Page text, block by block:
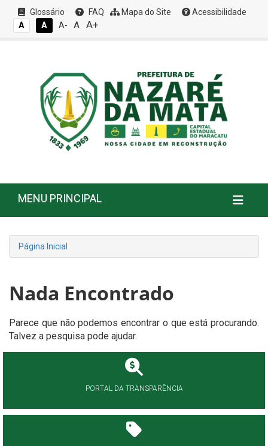
Glossário FAQ Mapa do Site
Acessibilidade
A
A A- A A+
MENU PRINCIPAL
Página Inicial
Nada Encontrado
Parece que não podemos encontrar o que está procurando.
Talvez a pesquisa pode ajudar.
PORTAL DA TRANSPARÊNCIA